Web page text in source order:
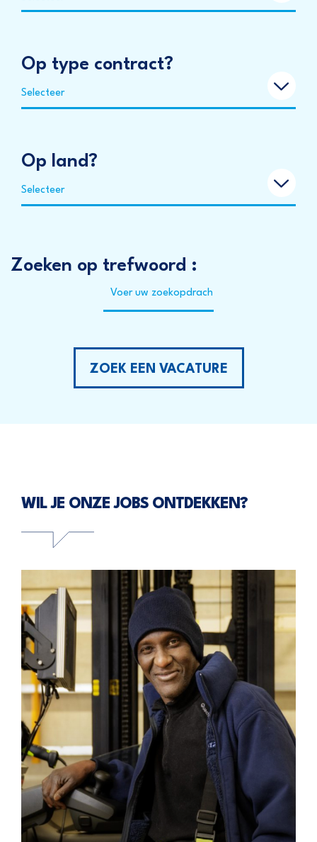
Op type contract?
Selecteer
Op land?
Selecteer
Zoeken op trefwoord :
ZOEK EEN VACATURE
WIL JE ONZE JOBS ONTDEKKEN?